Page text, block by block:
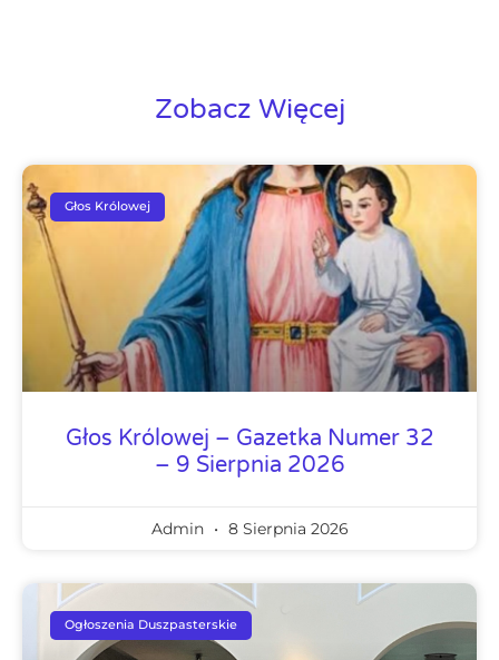
Zobacz Więcej
Głos Królowej
Głos Królowej – Gazetka Numer 32
– 9 Sierpnia 2026
Admin 8 Sierpnia 2026
Ogłoszenia Duszpasterskie